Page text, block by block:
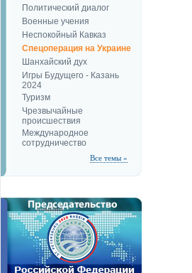
Политический диалог
Военные учения
Неспокойный Кавказ
Спецоперация на Украине
Шанхайский дух
Игры Будущего - Казань
2024
Туризм
Чрезвычайные
происшествия
Международное
сотрудничество
Все темы »